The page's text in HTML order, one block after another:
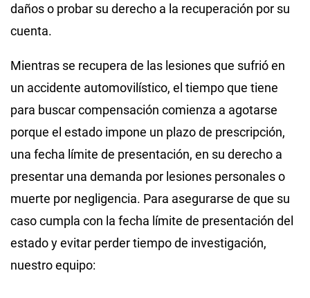
daños o probar su derecho a la recuperación por su
cuenta.
Mientras se recupera de las lesiones que sufrió en
un accidente automovilístico, el tiempo que tiene
para buscar compensación comienza a agotarse
porque el estado impone un plazo de prescripción,
una fecha límite de presentación, en su derecho a
presentar una demanda por lesiones personales o
muerte por negligencia. Para asegurarse de que su
caso cumpla con la fecha límite de presentación del
estado y evitar perder tiempo de investigación,
nuestro equipo: